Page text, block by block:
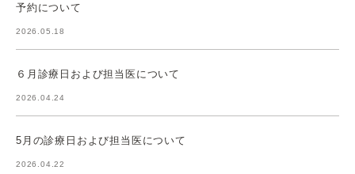
予約について
2026.05.18
６月診療日および担当医について
2026.04.24
5月の診療日および担当医について
2026.04.22